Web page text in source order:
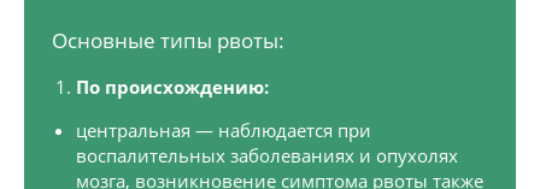
Основные типы рвоты:
По происхождению:
центральная — наблюдается при
воспалительных заболеваниях и опухолях
мозга, возникновение симптома рвоты также